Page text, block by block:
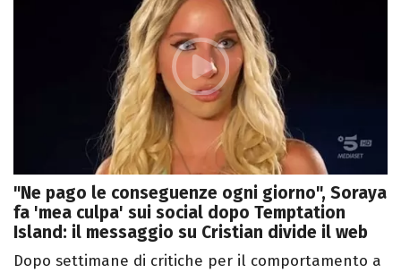
"Ne pago le conseguenze ogni giorno", Soraya
fa 'mea culpa' sui social dopo Temptation
Island: il messaggio su Cristian divide il web
Dopo settimane di critiche per il comportamento a